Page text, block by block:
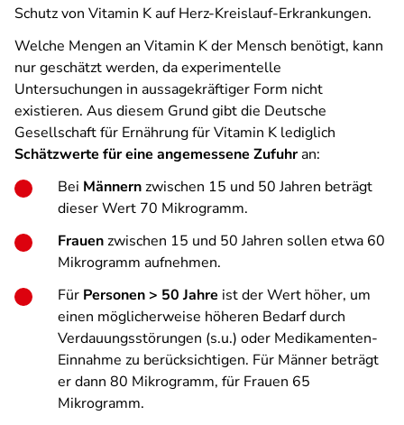
Schutz von Vitamin K auf Herz-Kreislauf-Erkrankungen.
Welche Mengen an Vitamin K der Mensch benötigt, kann
nur geschätzt werden, da experimentelle
Untersuchungen in aussagekräftiger Form nicht
existieren. Aus diesem Grund gibt die Deutsche
Gesellschaft für Ernährung für Vitamin K lediglich
Schätzwerte für eine angemessene Zufuhran:
Bei Männernzwischen 15 und 50 Jahren beträgt
dieser Wert 70 Mikrogramm.
Frauenzwischen 15 und 50 Jahren sollen etwa 60
Mikrogramm aufnehmen.
Für Personen > 50 Jahre ist der Wert höher, um
einen möglicherweise höheren Bedarf durch
Verdauungsstörungen (s.u.) oder Medikamenten-
Einnahme zu berücksichtigen. Für Männer beträgt
er dann 80 Mikrogramm, für Frauen 65
Mikrogramm.